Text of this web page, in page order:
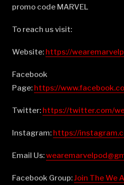
promo code MARVEL
To reach us visit:
Website: ⁠⁠⁠⁠⁠⁠⁠⁠⁠⁠⁠⁠⁠⁠⁠⁠⁠⁠⁠⁠⁠⁠⁠⁠⁠⁠⁠⁠⁠⁠⁠⁠⁠⁠⁠⁠⁠⁠⁠⁠⁠⁠⁠⁠⁠⁠⁠⁠⁠⁠⁠⁠⁠⁠⁠⁠⁠⁠⁠⁠⁠⁠⁠⁠⁠⁠⁠⁠⁠⁠⁠⁠⁠⁠⁠⁠https://
Facebook
Page: ⁠⁠⁠⁠⁠⁠⁠⁠⁠⁠⁠⁠⁠⁠⁠⁠⁠⁠⁠⁠⁠⁠⁠⁠⁠⁠⁠⁠⁠⁠⁠⁠⁠⁠⁠⁠⁠⁠⁠⁠⁠⁠⁠⁠⁠⁠⁠⁠⁠⁠⁠⁠⁠⁠⁠⁠⁠⁠⁠⁠⁠⁠⁠⁠⁠⁠⁠⁠⁠⁠⁠⁠⁠⁠⁠⁠https://
Twitter: ⁠⁠⁠⁠⁠⁠⁠⁠⁠⁠⁠⁠⁠⁠⁠⁠⁠⁠⁠⁠⁠⁠⁠⁠⁠⁠⁠⁠⁠⁠⁠⁠⁠⁠⁠⁠⁠⁠⁠⁠⁠⁠⁠⁠⁠⁠⁠⁠⁠⁠⁠⁠⁠⁠⁠⁠⁠⁠⁠⁠⁠⁠⁠⁠⁠⁠⁠⁠⁠⁠⁠⁠⁠⁠⁠⁠https://twitter.com/
Instagram: ⁠⁠⁠⁠⁠⁠⁠⁠⁠⁠⁠⁠⁠⁠⁠⁠⁠⁠⁠⁠⁠⁠⁠⁠⁠⁠⁠⁠⁠⁠⁠⁠⁠⁠⁠⁠⁠⁠⁠⁠⁠⁠⁠⁠⁠⁠⁠⁠⁠⁠⁠⁠⁠⁠⁠⁠⁠⁠⁠⁠⁠⁠⁠⁠⁠⁠⁠⁠⁠⁠⁠⁠⁠⁠⁠⁠https://
Email Us:
Facebook Group:⁠⁠⁠⁠⁠⁠⁠⁠⁠⁠⁠⁠⁠⁠⁠⁠⁠⁠⁠⁠⁠⁠⁠⁠⁠⁠⁠⁠⁠⁠⁠⁠⁠⁠⁠⁠⁠⁠⁠⁠⁠⁠⁠⁠⁠⁠⁠⁠⁠⁠⁠⁠⁠⁠⁠⁠⁠⁠⁠⁠⁠⁠⁠⁠⁠⁠⁠⁠⁠⁠⁠⁠⁠⁠⁠⁠Join The We